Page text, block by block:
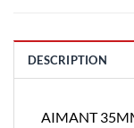
DESCRIPTION
AIMANT